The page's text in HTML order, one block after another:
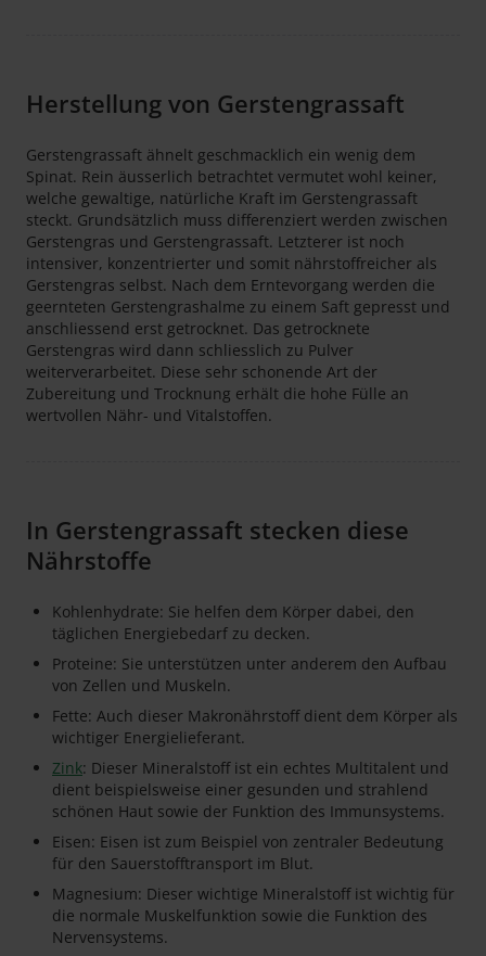
Herstellung von Gerstengrassaft
Gerstengrassaft ähnelt geschmacklich ein wenig dem
Spinat. Rein äusserlich betrachtet vermutet wohl keiner,
welche gewaltige, natürliche Kraft im Gerstengrassaft
steckt. Grundsätzlich muss differenziert werden zwischen
Gerstengras und Gerstengrassaft. Letzterer ist noch
intensiver, konzentrierter und somit nährstoffreicher als
Gerstengras selbst. Nach dem Erntevorgang werden die
geernteten Gerstengrashalme zu einem Saft gepresst und
anschliessend erst getrocknet. Das getrocknete
Gerstengras wird dann schliesslich zu Pulver
weiterverarbeitet. Diese sehr schonende Art der
Zubereitung und Trocknung erhält die hohe Fülle an
wertvollen Nähr- und Vitalstoffen.
In Gerstengrassaft stecken diese
Nährstoffe
Kohlenhydrate: Sie helfen dem Körper dabei, den
täglichen Energiebedarf zu decken.
Proteine: Sie unterstützen unter anderem den Aufbau
von Zellen und Muskeln.
Fette: Auch dieser Makronährstoff dient dem Körper als
wichtiger Energielieferant.
Zink: Dieser Mineralstoff ist ein echtes Multitalent und
dient beispielsweise einer gesunden und strahlend
schönen Haut sowie der Funktion des Immunsystems.
Eisen: Eisen ist zum Beispiel von zentraler Bedeutung
für den Sauerstofftransport im Blut.
Magnesium: Dieser wichtige Mineralstoff ist wichtig für
die normale Muskelfunktion sowie die Funktion des
Nervensystems.